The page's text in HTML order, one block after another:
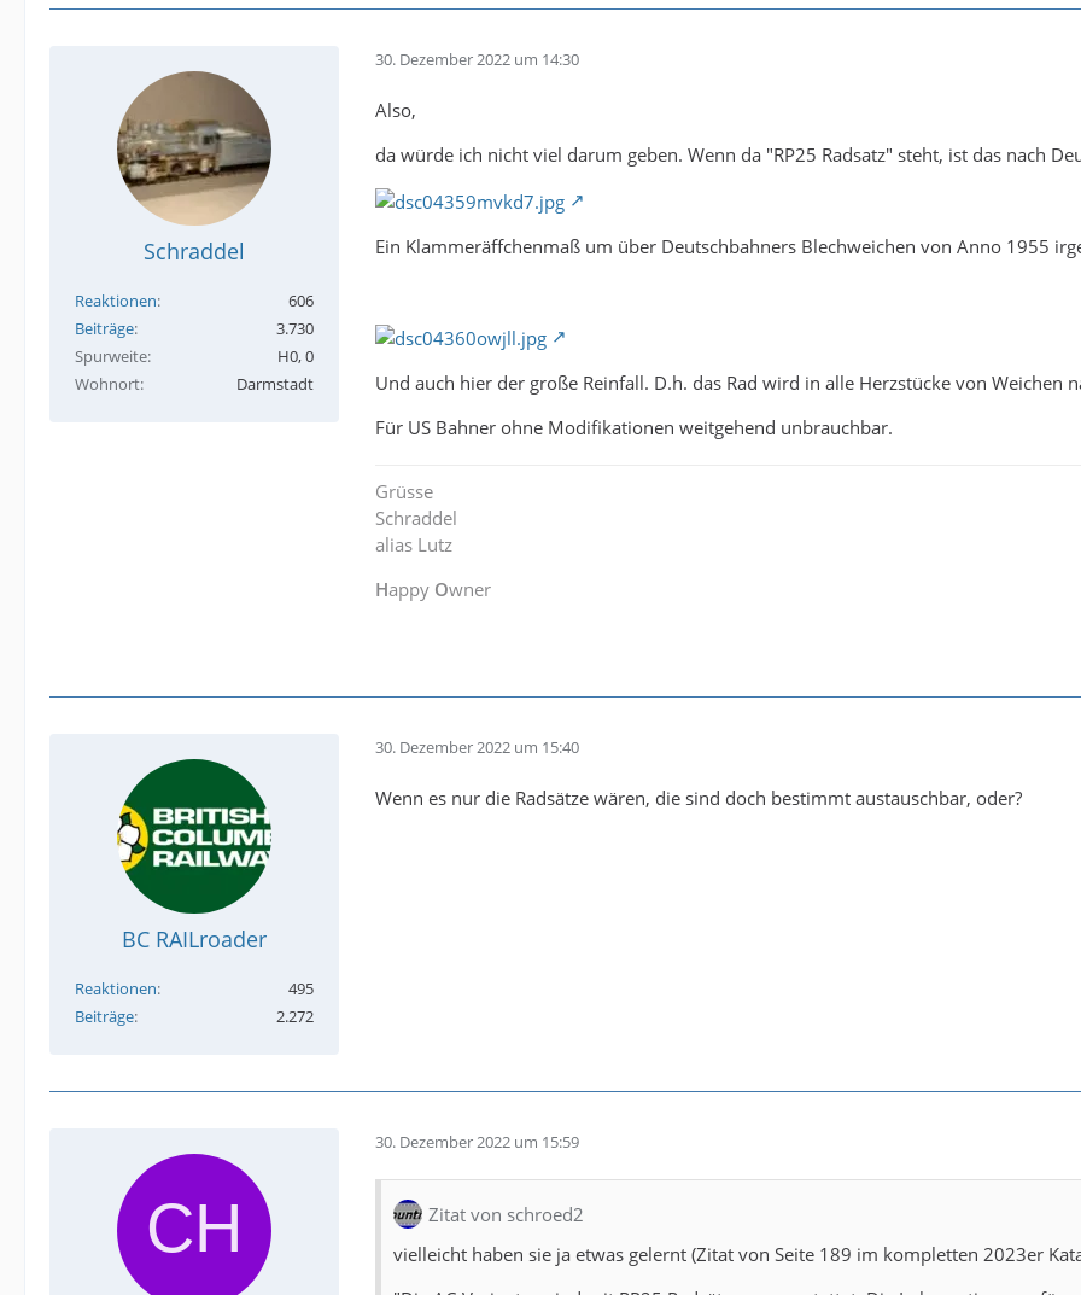
Schraddel
Reaktionen
606
Beiträge
3.730
Spurweite
H0, 0
Wohnort
Darmstadt
30. Dezember 2022 um 14:30
Also,
da würde ich nicht viel darum geben. Wenn da "RP25 Radsatz" steht, ist das nach
Ein Klammeräffchenmaß um über Deutschbahners Blechweichen von Anno 1955
Und auch hier der große Reinfall. D.h. das Rad wird in alle Herzstücke von Weichen
Für US Bahner ohne Modifikationen weitgehend unbrauchbar.
Grüsse
Schraddel
alias Lutz
Happy Owner
BC RAILroader
Reaktionen
495
Beiträge
2.272
30. Dezember 2022 um 15:40
Wenn es nur die Radsätze wären, die sind doch bestimmt austauschbar, oder?
30. Dezember 2022 um 15:59
Zitat von schroed2
vielleicht haben sie ja etwas gelernt (Zitat von Seite 189 im kompletten 2023er